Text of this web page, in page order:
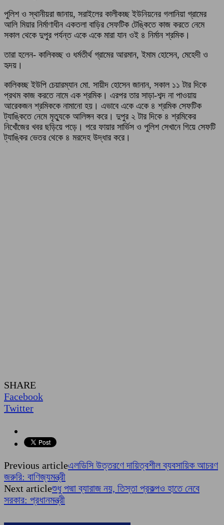
পুলিশ ও স্থানীয়রা জানায়, সরাইলের কালীকচ্ছ ইউনিয়নের গলানিয়া গ্রামের
আলি মিয়ার নির্মাণাধীন একতলা বাড়ির সেফটিক টেঙ্কিতে কাজ করতে নেমে
সকাল থেকে দুপুর পর্যন্ত একে একে মারা যান ওই ৪ নির্মান শ্রমিক।
তারা হলেন- কালিকচ্ছ ও ধর্মতীর্থ গ্রামের আরমান, ইমাম হোসেন, মেহেদী ও
হৃদয়।
কালিকচ্ছ ইউপি চেয়ারম্যান মো. সায়ীদ হোসেন জানান, সকাল ১১ টার দিকে
প্রথম কাজ করতে নামে এক শ্রমিক। এরপর তার সাড়া-শব্দ না পাওয়ায়
আরেকজন শ্রমিককে নামানো হয়। এভাবে একে একে ৪ শ্রমিক সেফটিক
ট্যাঙ্কিতে নেমে মৃত্যুকে আলিঙ্গন করে। দুপুর ২ টার দিকে ৪ শ্রমিকের
নিখোঁজের খবর ছড়িয়ে পড়ে। পরে ফায়ার সার্ভিস ও পুলিশ সেখানে গিয়ে সেফটি
ট্যাঙ্কির ভেতর থেকে ৪ মরদেহ উদ্ধার করে।
SHARE
Facebook
Twitter
Previous articleএলডিসি উত্তরণে দায়িত্বশীল ব্যবসায়িক আচরণ
জরুরি: বাণিজ্যমন্ত্রী
Next articleশুধু পদ্মা ব্যারাজ নয়, তিস্তা প্রকল্পও হাতে নেবে
সরকার: প্রধানমন্ত্রী